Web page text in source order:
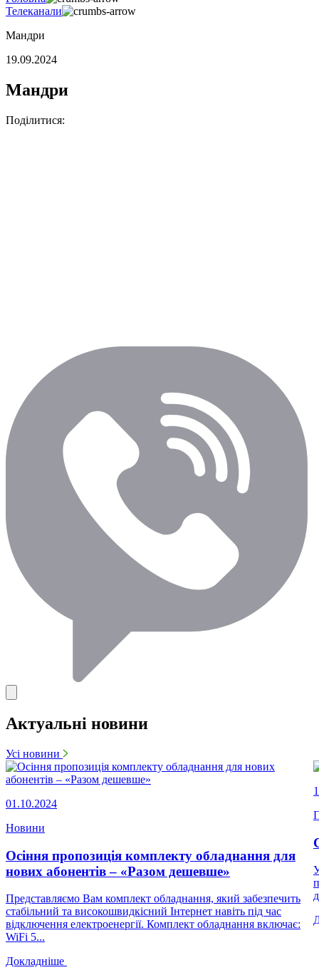
Телеканали
Мандри
19.09.2024
Мандри
Поділитися:
Актуальні новини
Усі новини
01.10.2024
Новини
Осіння пропозиція комплекту обладнання для
нових абонентів – «Разом дешевше»
Представляємо Вам комплект обладнання, який забезпечить
стабільний та високошвидкісний Інтернет навіть під час
відключення електроенергії. Комплект обладнання включає:
WiFi 5...
Докладніше